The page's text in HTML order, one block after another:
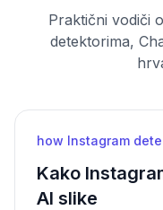
Praktični vodiči
detektorima,
how Instagram
Kako
AI slike